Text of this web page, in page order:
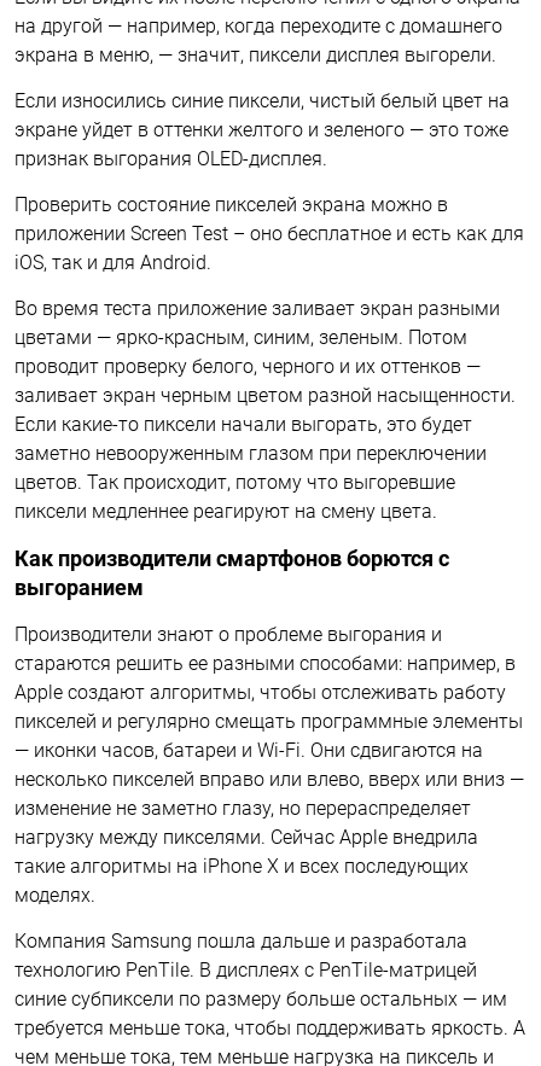
на другой — например, когда переходите с домашнего
экрана в меню, — значит, пиксели дисплея выгорели.
Если износились синие пиксели, чистый белый цвет на
экране уйдет в оттенки желтого и зеленого — это тоже
признак выгорания OLED-дисплея.
Проверить состояние пикселей экрана можно в
приложении Screen Test – оно бесплатное и есть как для
iOS, так и для Android.
Во время теста приложение заливает экран разными
цветами — ярко-красным, синим, зеленым. Потом
проводит проверку белого, черного и их оттенков —
заливает экран черным цветом разной насыщенности.
Если какие-то пиксели начали выгорать, это будет
заметно невооруженным глазом при переключении
цветов. Так происходит, потому что выгоревшие
пиксели медленнее реагируют на смену цвета.
Как производители смартфонов борются с
выгоранием
Производители знают о проблеме выгорания и
стараются решить ее разными способами: например, в
Apple создают алгоритмы, чтобы отслеживать работу
пикселей и регулярно смещать программные элементы
— иконки часов, батареи и Wi-Fi. Они сдвигаются на
несколько пикселей вправо или влево, вверх или вниз —
изменение не заметно глазу, но перераспределяет
нагрузку между пикселями. Сейчас Apple внедрила
такие алгоритмы на iPhone X и всех последующих
моделях.
Компания Samsung пошла дальше и разработала
технологию PenTile. В дисплеях с PenTile-матрицей
синие субпиксели по размеру больше остальных — им
требуется меньше тока, чтобы поддерживать яркость. А
чем меньше тока, тем меньше нагрузка на пиксель и